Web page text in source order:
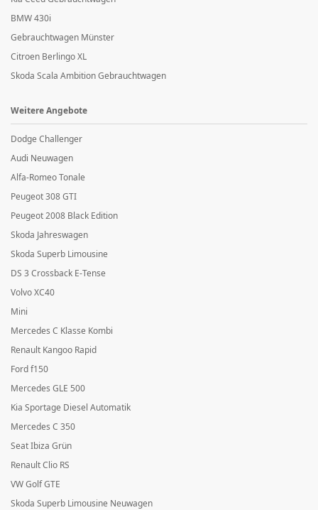
BMW 430i
Gebrauchtwagen Münster
Citroen Berlingo XL
Skoda Scala Ambition Gebrauchtwagen
Weitere Angebote
Dodge Challenger
Audi Neuwagen
Alfa-Romeo Tonale
Peugeot 308 GTI
Peugeot 2008 Black Edition
Skoda Jahreswagen
Skoda Superb Limousine
DS 3 Crossback E-Tense
Volvo XC40
Mini
Mercedes C Klasse Kombi
Renault Kangoo Rapid
Ford f150
Mercedes GLE 500
Kia Sportage Diesel Automatik
Mercedes C 350
Seat Ibiza Grün
Renault Clio RS
VW Golf GTE
Skoda Superb Limousine Neuwagen